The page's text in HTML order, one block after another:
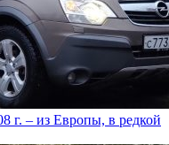
г. – из Европы, в редкой